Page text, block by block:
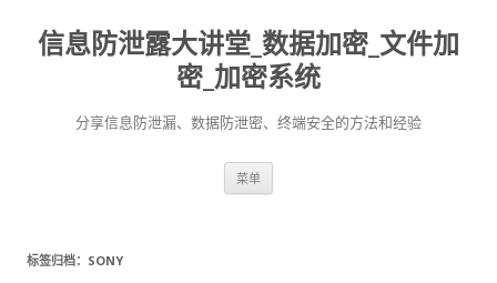
信息防泄露大讲堂_数据加密_文件加
密_加密系统
分享信息防泄漏、数据防泄密、终端安全的方法和经验
菜单
标签归档： SONY